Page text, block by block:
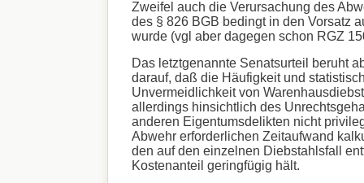
Zweifel auch die Verursachung des
des § 826 BGB bedingt in den Vorsatz
wurde (vgl aber dagegen schon RGZ
Das letztgenannte Senatsurteil beruht
darauf, daß die Häufigkeit und
Unvermeidlichkeit von
allerdings hinsichtlich des
anderen Eigentumsdelikten nicht
Abwehr erforderlichen Zeitaufwand
den auf den einzelnen Diebstahlsfall
Kostenanteil geringfügig hält.